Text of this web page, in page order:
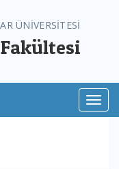
ÜNİVERSİTESİ